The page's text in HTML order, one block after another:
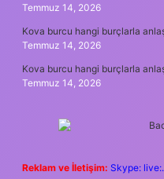
Temmuz 14, 2026
Kova burcu hangi burçlarla
Temmuz 14, 2026
Kova burcu hangi burçlarla
Temmuz 14, 2026
Reklam ve İletişim: Skype: